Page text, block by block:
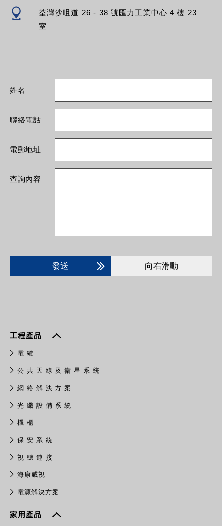
荃灣沙咀道 26 - 38 號匯力工業中心 4 樓 23
室
姓名
聯絡電話
電郵地址
查詢內容
發送 向右滑動
工程產品
電 纜
公 共 天 線 及 衛 星 系 統
網 絡 解 決 方 案
光 纖 設 備 系 統
機 櫃
保 安 系 統
視 聽 連 接
​海康威視
電源解決方案
家用產品